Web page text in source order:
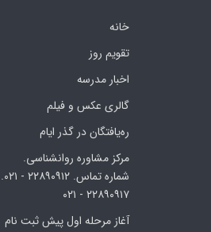
خانه
تقویم روز
اخبار مدرسه
گالری عکس و فیلم
ره‌یافتگان در گذر ایام
مرکز مشاوره روانشناسی.
شماره تماس. ۲۲۸۹۰۹۱۲ - ۰۲۱.
۲۲۸۹۰۹۱۷ - ۰۲۱
آغاز مرحله اول پیش ثبت نام